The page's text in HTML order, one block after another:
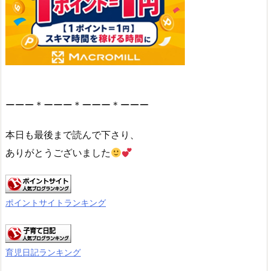
ーーー＊ーーー＊ーーー＊ーーー
本日も最後まで読んで下さり、
ありがとうございました
ポイントサイトランキング
育児日記ランキング